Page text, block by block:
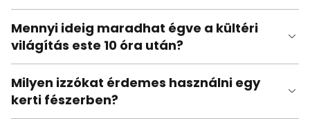
Mennyi ideig maradhat égve a kültéri
világítás este 10 óra után?
Milyen izzókat érdemes használni egy
kerti fészerben?